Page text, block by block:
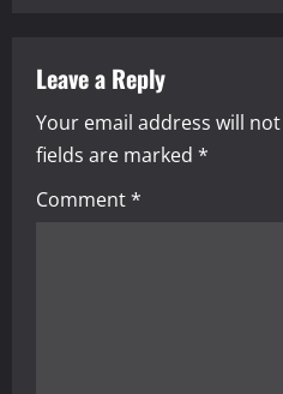
v
i
g
a
Leave a Reply
Your email address will
fields are marked *
Comment*